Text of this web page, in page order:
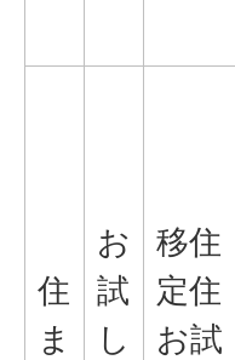
住
ま
お
試
し
移住
定住
お試